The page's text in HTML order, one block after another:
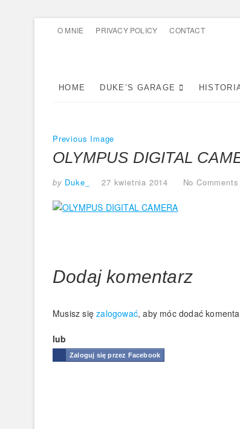
O MNIE PRIVACY POLICY CONTACT
HOME DUKE’S GARAGE
Previous Image
OLYMPUS DIGITAL
by Duke_ 27 kwietnia 2014 No Comments
Dodaj komentarz
Musisz sięzalogować, aby móc dodać
lub
Zaloguj się przez Facebook